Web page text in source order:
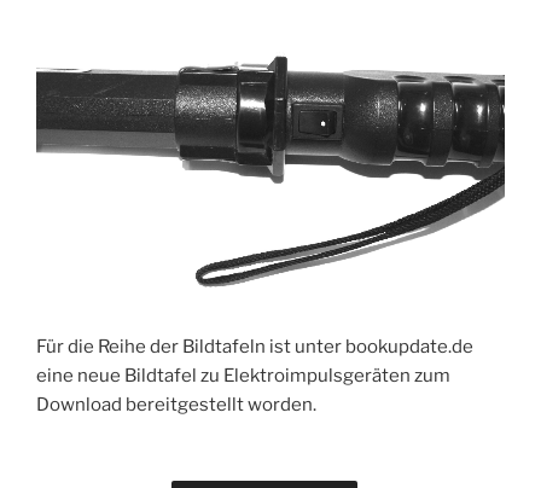
Für die Reihe der Bildtafeln ist unter bookupdate.de
eine neue Bildtafel zu Elektroimpulsgeräten zum
Download bereitgestellt worden.